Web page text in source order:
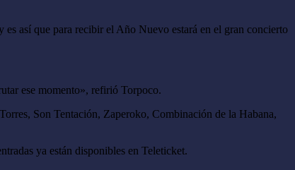
es así que para recibir el Año Nuevo estará en el gran concierto
ese momento», refirió Torpoco.
Son Tentación, Zaperoko, Combinación de la Habana,
ya están disponibles en Teleticket.